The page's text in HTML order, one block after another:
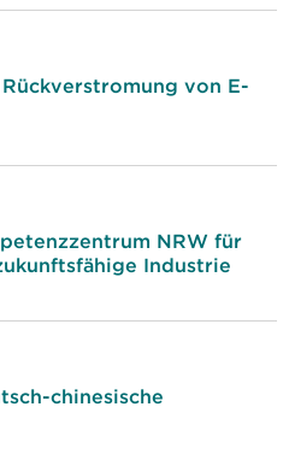
von E-
NRW für
Industrie
chinesische